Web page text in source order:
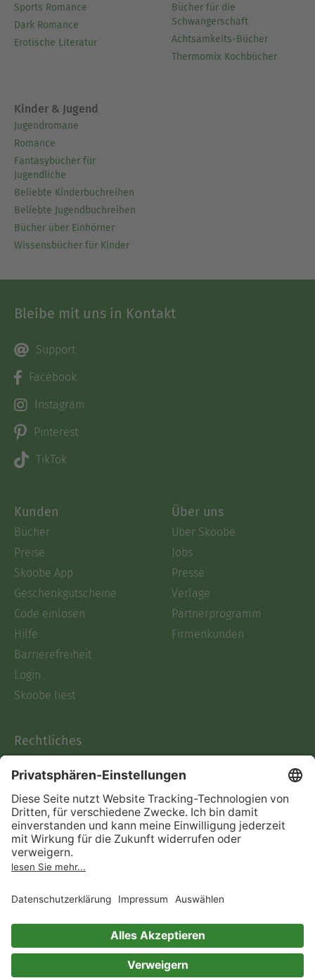
Sports Romance
Dark Romance
Erotische Literatur
Bücher für die
Schwangerschaft
Achtsamkeits-Bücher
Thermomix Kochbücher
Kinder & Jugend
Jugendromane
Romance
Fantasybücher für
Jugendliche
Beliebte Kinderbuchreihen
Beliebte Jugendbuchreihen
Bücher über Einhörner
Wissensbücher für Kinder
Bleibe mit uns in Kontakt
Support
Facebook
Instagram
Pinterest
TikTok
Kunden
Bücher
Preise
Skoobe App
Geschenkgutscheine
Code einlösen
Hilfe
Barrierefreiheit
Login
Skoobe liest
Über uns
Über Skoobe
Jobs
Presse
Verlage
Partnerprogramm
Firmenkunden
Rechtliches
AGB
Informationen nach Data
Act
Verträge hier kündigen
Impressum
Immer ein gutes Buch